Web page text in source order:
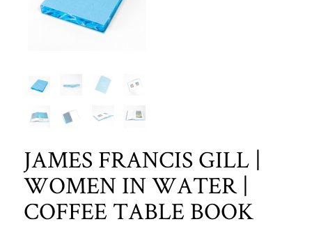
JAMES FRANCIS GILL |
WOMEN IN WATER |
COFFEE TABLE BOOK